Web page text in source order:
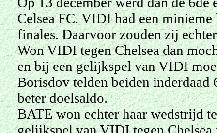
Celsea FC. VIDI had een minieme
finales. Daarvoor zouden zij
Won VIDI tegen Chelsea dan
en bij een gelijkspel van VIDI
Borisdov telden beiden inderdaad
beter doelsaldo.
BATE won echter haar wedstrijd
gelijkspel van VIDI tegen